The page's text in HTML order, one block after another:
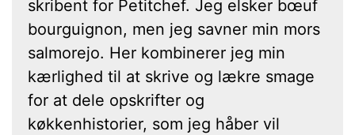
skribent for Petitchef. Jeg elsker bœuf
bourguignon, men jeg savner min mors
salmorejo. Her kombinerer jeg min
kærlighed til at skrive og lækre smage
for at dele opskrifter og
køkkenhistorier, som jeg håber vil